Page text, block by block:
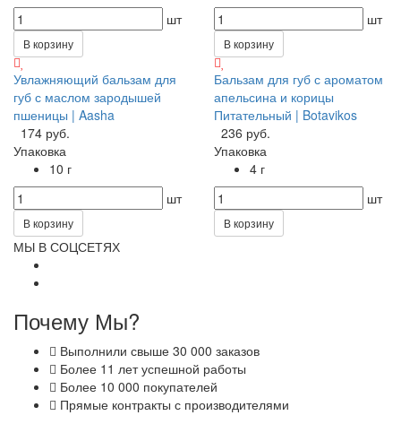
шт
В корзину
шт
В корзину
Увлажняющий бальзам для
губ с маслом зародышей
пшеницы | Aasha
174 руб.
Упаковка
10 г
шт
В корзину
Бальзам для губ с ароматом
апельсина и корицы
Питательный | Botavikos
236 руб.
Упаковка
4 г
шт
В корзину
МЫ В СОЦСЕТЯХ
Почему Мы?
Выполнили свыше 30 000 заказов
Более 11 лет успешной работы
Более 10 000 покупателей
Прямые контракты с производителями